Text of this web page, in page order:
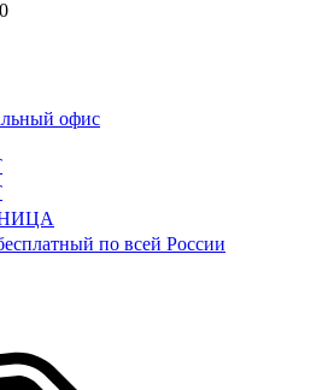
офис
по всей России